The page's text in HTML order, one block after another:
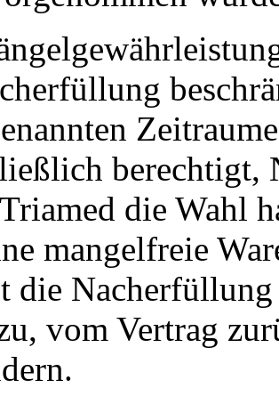
berechtigt,
die Wahl
mangelfreie
die
vom Vertrag